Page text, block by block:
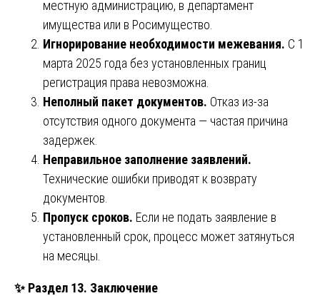
местную администрацию, в департамент
имущества или в Росимущество.
Игнорирование необходимости межевания. С 1
марта 2025 года без установленных границ
регистрация права невозможна.
Неполный пакет документов. Отказ из-за
отсутствия одного документа — частая причина
задержек.
Неправильное заполнение заявлений.
Технические ошибки приводят к возврату
документов.
Пропуск сроков. Если не подать заявление в
установленный срок, процесс может затянуться
на месяцы.
✨Раздел 13. Заключение